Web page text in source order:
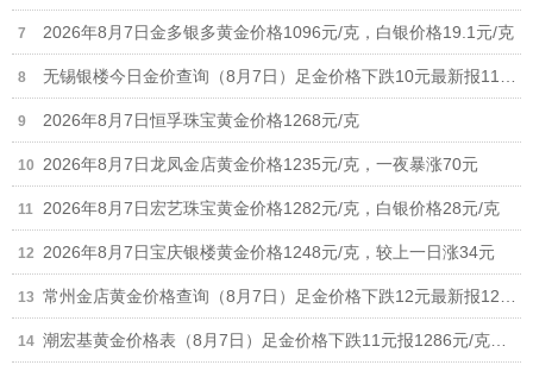
2026年8月7日金多银多黄金价格1096元/克，白银价格19.1元/克
2026年8月7日恒孚珠宝黄金价格1268元/克
2026年8月7日龙凤金店黄金价格1235元/克，一夜暴涨70元
2026年8月7日宏艺珠宝黄金价格1282元/克，白银价格28元/克
2026年8月7日宝庆银楼黄金价格1248元/克，较上一日涨34元